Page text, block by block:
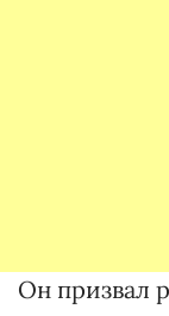
Он призвал